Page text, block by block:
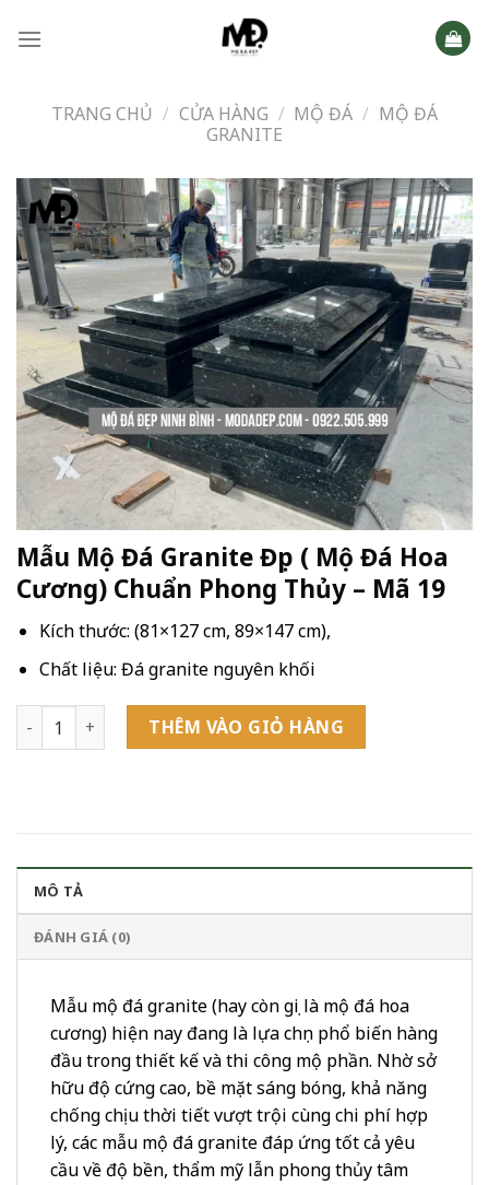
TRANG CHỦ / CỬA HÀNG / MỘ ĐÁ / MỘ ĐÁ
GRANITE
Mẫu Mộ Đá Granite Đẹp ( Mộ Đá Hoa
Cương) Chuẩn Phong Thủy – Mã 19
Kích thước: (81×127 cm, 89×147 cm),
Chất liệu: Đá granite nguyên khối
Mẫu Mộ Đá Granite Đẹp ( Mộ Đá Hoa Cương) Chuẩn Phong
THÊM VÀO GIỎ HÀNG
MÔ TẢ
ĐÁNH GIÁ (0)
Mẫu mộ đá granite (hay còn gọi là mộ đá hoa
cương) hiện nay đang là lựa chọn phổ biến hàng
đầu trong thiết kế và thi công mộ phần. Nhờ sở
hữu độ cứng cao, bề mặt sáng bóng, khả năng
chống chịu thời tiết vượt trội cùng chi phí hợp
lý, các mẫu mộ đá granite đáp ứng tốt cả yêu
cầu về độ bền, thẩm mỹ lẫn phong thủy tâm